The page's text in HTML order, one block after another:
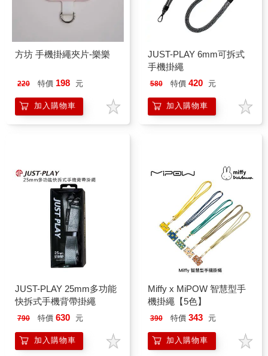
方坊 手機掛繩夾片-樂樂
220 特價 198 元
加入購物車
JUST-PLAY 6mm可拆式
手機掛繩
580 特價 420 元
加入購物車
JUST-PLAY 25mm多功能
快拆式手機背帶掛繩
790 特價 630 元
加入購物車
Miffy x MiPOW 智慧型手
機掛繩【5色】
390 特價 343 元
加入購物車